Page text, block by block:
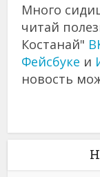
Много
читай
Костанай"
Фейсбуке и
новость